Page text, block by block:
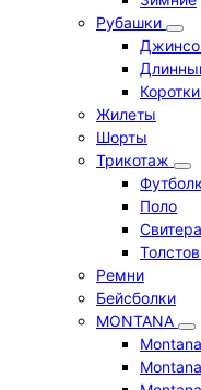
Рубашки
Жилеты
Шорты
Трикотаж
Поло
Свитера
Ремни
Бейсболки
MONTANA